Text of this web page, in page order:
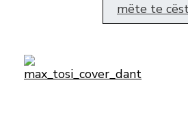
mëte te